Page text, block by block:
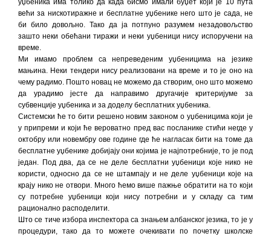
уџбеника има толико да када бисмо имали буџет који је 10 пута
већи за нискотиражне и бесплатне уџбенике него што је сада, не
би било довољно. Тако да ја потпуно разумем незадовољство
зашто неки обећани тиражи и неки уџбеници нису испоручени на
време.
Ми имамо проблем са непреведеним уџбеницима на језике
мањина. Неки тендери нису реализовани на време и то је оно на
чему радимо. Пошто новац не можемо да створим, оно што можемо
да урадимо јесте да направимо другачије критеријуме за
субвенције уџбеника и за доделу бесплатних уџбеника.
Системски ће то бити решено новим законом о уџбеницима који је
у припреми и који ће вероватно пред вас посланике стићи негде у
октобру или новембру ове године где ће нагласак бити на томе да
бесплатне уџбенике добијају они којима је најпотребније, то је под
један. Под два, да се не деле бесплатни уџбеници које нико не
користи, односно да се не штампају и не деле уџбеници које на
крају нико не отвори. Много ћемо више пажње обратити на то који
су потребне уџбеници који нису потребни и у складу са тим
рационално расподелити.
Што се тиче избора инспектора са знањем албанског језика, то је у
процедури, тако да то можете очекивати по почетку школске